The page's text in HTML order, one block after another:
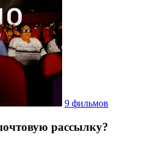
9 фильмов
рассылку?